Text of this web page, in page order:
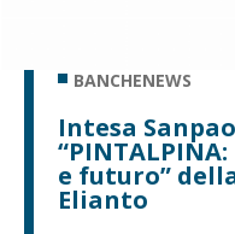
BANCHENEWS
Intesa
e futuro”
Elianto